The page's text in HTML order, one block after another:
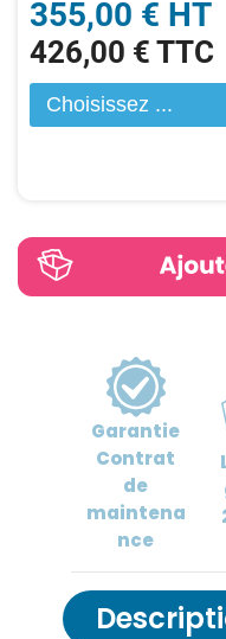
355,00 € HT
426,00 € TTC
Garantie
Contrat
de
maintena
nce